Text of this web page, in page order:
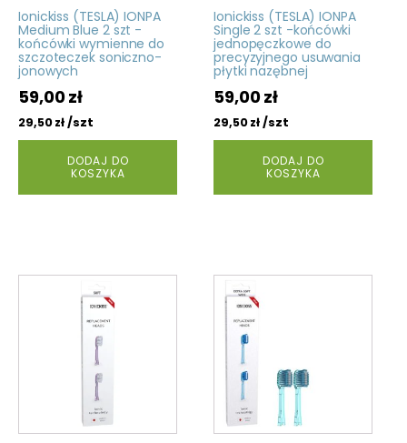
Ionickiss (TESLA) IONPA
Medium Blue 2 szt -
końcówki wymienne do
szczoteczek soniczno-
jonowych
59,00zł
29,50zł/szt
DODAJ DO
KOSZYKA
Ionickiss (TESLA) IONPA
Single 2 szt -końcówki
jednopęczkowe do
precyzyjnego usuwania
płytki nazębnej
59,00zł
29,50zł/szt
DODAJ DO
KOSZYKA